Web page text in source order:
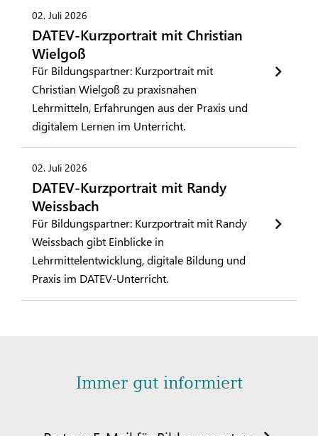
02. Juli 2026
DATEV-Kurzportrait mit Christian
Wielgoß
Für Bildungspartner: Kurzportrait mit
Christian Wielgoß zu praxisnahen
Lehrmitteln, Erfahrungen aus der Praxis und
digitalem Lernen im Unterricht.
02. Juli 2026
DATEV-Kurzportrait mit Randy
Weissbach
Für Bildungspartner: Kurzportrait mit Randy
Weissbach gibt Einblicke in
Lehrmittelentwicklung, digitale Bildung und
Praxis im DATEV-Unterricht.
Immer gut informiert